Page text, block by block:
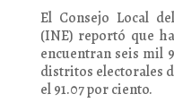
El Consejo Local
(INE) reportó que
encuentran seis mil
distritos electorales
el 91.07 por ciento.